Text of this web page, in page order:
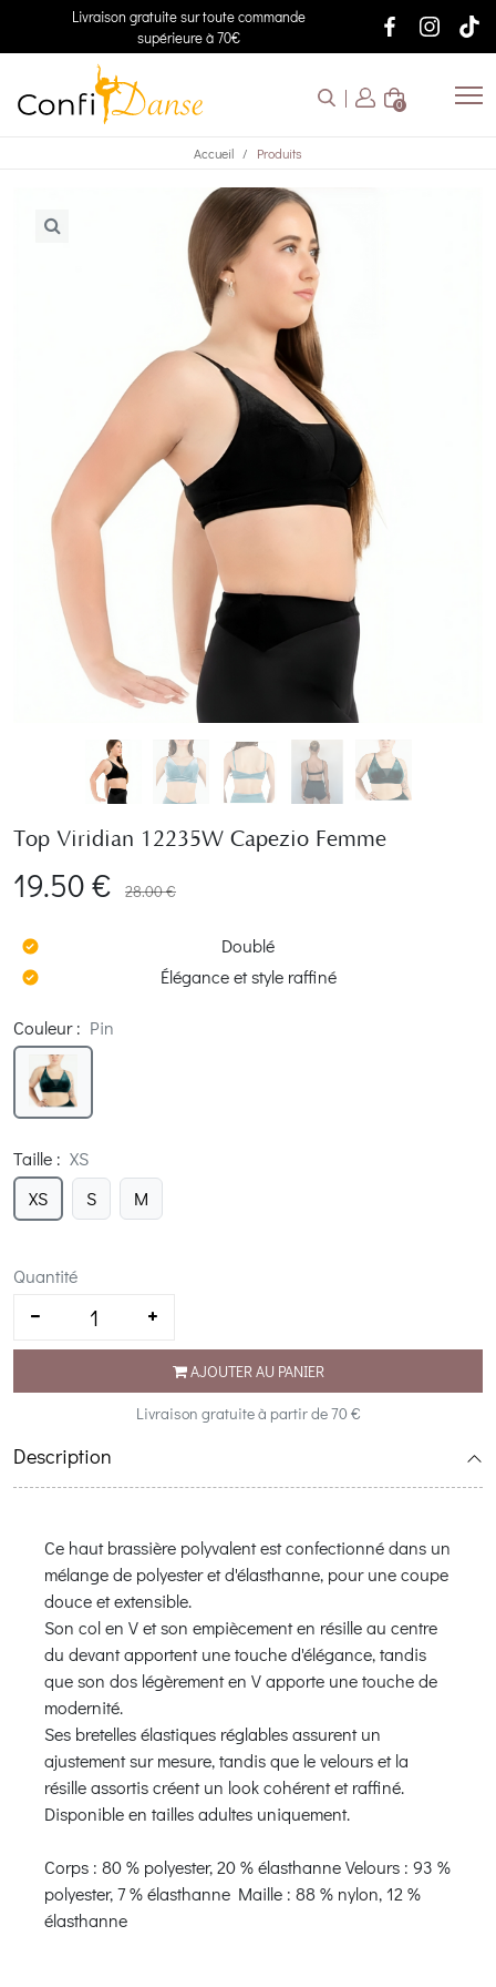
Livraison gratuite sur toute commande
supérieure à 70€
0
Accueil Produits
Top Viridian 12235W Capezio Femme
19.50 € 28.00 €
Doublé
Élégance et style raffiné
Couleur : Pin
Taille : XS
XS
S M
Quantité
AJOUTER AU PANIER
Livraison gratuite à partir de 70 €
Description
Ce haut brassière polyvalent est confectionné dans un
mélange de polyester et d'élasthanne, pour une coupe
douce et extensible.
Son col en V et son empiècement en résille au centre
du devant apportent une touche d'élégance, tandis
que son dos légèrement en V apporte une touche de
modernité.
Ses bretelles élastiques réglables assurent un
ajustement sur mesure, tandis que le velours et la
résille assortis créent un look cohérent et raffiné.
Disponible en tailles adultes uniquement.
Corps : 80 % polyester, 20 % élasthanne Velours : 93 %
polyester, 7 % élasthanne Maille : 88 % nylon, 12 %
élasthanne